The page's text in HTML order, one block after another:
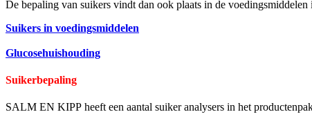
De bepaling van suikers vindt dan ook plaats in de
Suikers in voedingsmiddelen
Glucosehuishouding
Suikerbepaling
SALM EN KIPP heeft een aantal suiker analysers in het